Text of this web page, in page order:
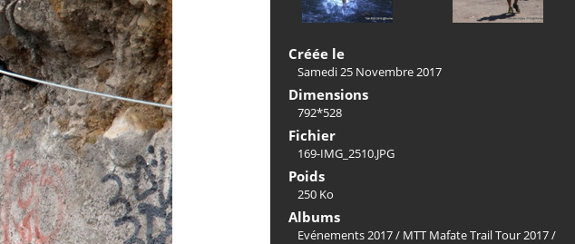
Créée le
Samedi 25 Novembre 2017
Dimensions
792*528
Fichier
169-IMG_2510.JPG
Poids
250 Ko
Albums
Evénements 2017/ MTT Mafate Trail Tour 2017/